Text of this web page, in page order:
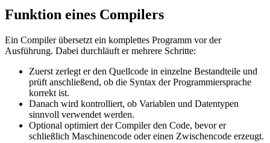
Funktion eines Compilers
Ein Compiler übersetzt ein komplettes Programm vor der
Ausführung. Dabei durchläuft er mehrere Schritte:
Zuerst zerlegt er den Quellcode in einzelne Bestandteile und
prüft anschließend, ob die Syntax der Programmiersprache
korrekt ist.
Danach wird kontrolliert, ob Variablen und Datentypen
sinnvoll verwendet werden.
Optional optimiert der Compiler den Code, bevor er
schließlich Maschinencode oder einen Zwischencode erzeugt.